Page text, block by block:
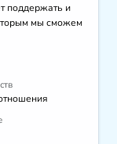
поддержать и
мы сможем